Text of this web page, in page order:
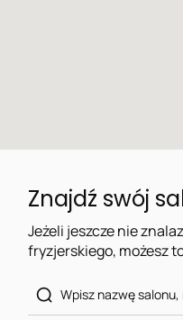
Znajdź swój
Jeżeli jeszcze nie
fryzjerskiego, możesz